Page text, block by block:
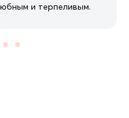
и терпеливым.